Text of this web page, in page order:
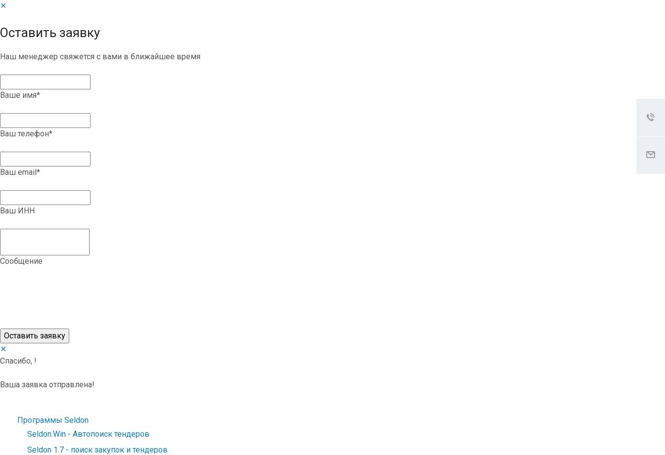
✕
Оставить заявку
Наш менеджер свяжется с вами в ближайшее время
Ваше имя*
Ваш телефон*
Ваш email*
Ваш ИНН
Сообщение
✕
Спасибо, !
Ваша заявка отправлена!
Программы Seldon
Seldon.Win - Автопоиск тендеров
Seldon 1.7 - поиск закупок и тендеров